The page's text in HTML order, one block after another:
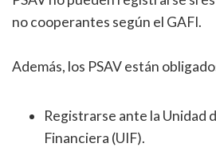
no cooperantes según el GAFI.
Además, los PSAV están
Registrarse ante la Unidad
Financiera (UIF).